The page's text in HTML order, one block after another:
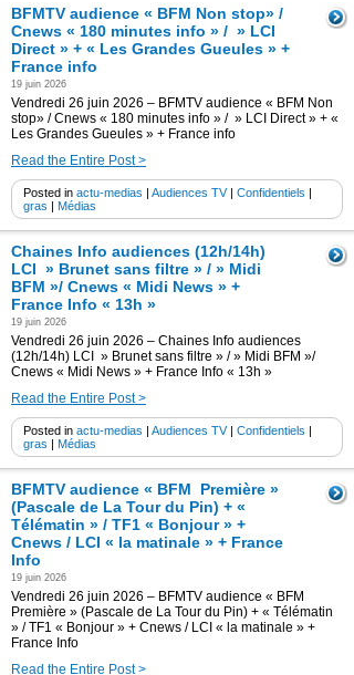
BFMTV audience « BFM Non stop» /
Cnews « 180 minutes info » / » LCI
Direct » + « Les Grandes Gueules » +
France info
19 juin 2026
Vendredi 26 juin 2026 – BFMTV audience « BFM Non
stop» / Cnews « 180 minutes info » / » LCI Direct » + «
Les Grandes Gueules » + France info
Read the Entire Post >
Posted in actu-medias | Audiences TV| Confidentiels |
gras | Médias
Chaines Info audiences (12h/14h)
LCI » Brunet sans filtre » / » Midi
BFM »/ Cnews « Midi News » +
France Info « 13h »
19 juin 2026
Vendredi 26 juin 2026 – Chaines Info audiences
(12h/14h) LCI » Brunet sans filtre » / » Midi BFM »/
Cnews « Midi News » + France Info « 13h »
Read the Entire Post >
Posted in actu-medias | Audiences TV| Confidentiels |
gras | Médias
BFMTV audience « BFM Première »
(Pascale de La Tour du Pin) + «
Télématin » / TF1 « Bonjour » +
Cnews / LCI « la matinale » + France
Info
19 juin 2026
Vendredi 26 juin 2026 – BFMTV audience « BFM
Première » (Pascale de La Tour du Pin) + « Télématin
» / TF1 « Bonjour » + Cnews / LCI « la matinale » +
France Info
Read the Entire Post >